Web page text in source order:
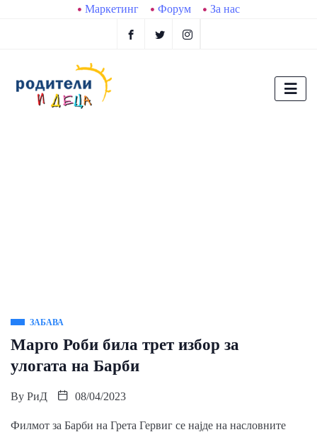
Маркетинг Форум За нас
ЗАБАВА
Марго Роби била трет избор за
улогата на Барби
By РиД 08/04/2023
Филмот за Барби на Грета Гервиг се најде на насловните